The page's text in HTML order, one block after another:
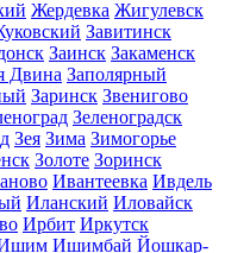
Жердевка Жигулевск
Завитинск
Заинск Закаменск
Двина Заполярный
Заринск Звенигово
Зеленоградск
Зея Зима Зимогорье
Золоте Зоринск
Ивантеевка Ивдель
Иланский Иловайск
Ирбит Иркутск
Ишимбай Йошкар-